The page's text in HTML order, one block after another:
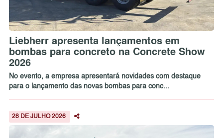
Liebherr apresenta lançamentos em
bombas para concreto na Concrete Show
2026
No evento, a empresa apresentará novidades com destaque
para o lançamento das novas bombas para conc...
28 DE JULHO 2026